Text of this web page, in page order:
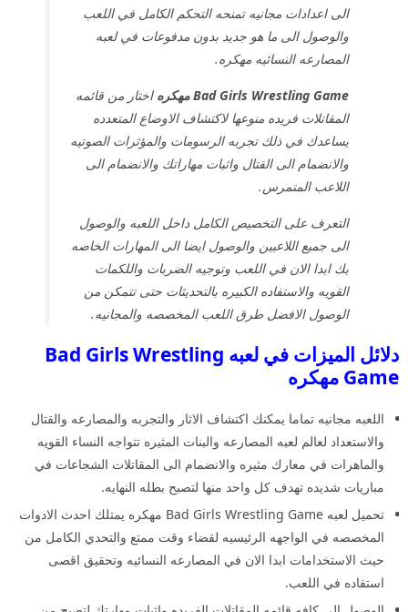
الى اعدادات مجانيه تمنحه التحكم الكامل في اللعب
والوصول الى ما هو جديد بدون مدفوعات في لعبه
المصارعه النسائيه مهكره.
Bad Girls Wrestling Game مهكره
اختار من قائمه
المقاتلات فريده منوعها لاكتشاف الاوضاع المتعدده
يساعدك في ذلك تجربه الرسومات والمؤثرات الصوتيه
والانضمام الى القتال واثبات مهاراتك والانضمام الى
اللاعب المتمرس.
التعرف على التخصيص الكامل داخل اللعبه والوصول
الى جميع اللاعبين والوصول ايضا الى المهارات الخاصه
بك ابدا الان في اللعب وتوجيه الضربات واللكمات
القويه والاستفاده الكبيره بالتحديثات حتى تتمكن من
الوصول الافضل طرق اللعب المخصصه والمجانيه.
دلائل الميزات في لعبه Bad Girls Wrestling
Game مهكره
اللعبه مجانيه تماما يمكنك اكتشاف الاثار والتجربه والمصارعه والقتال
والاستعداد لعالم لعبه المصارعه والبنات المثيره تتواجه النساء القويه
والماهرات في معارك مثيره والانضمام الى المقاتلات الشجاعات في
مباريات شديده تهدف كل واحد منها لتصبح بطله النهايه.
تحميل لعبه Bad Girls Wrestling Game مهكره يمتلك احدث الادوات
المخصصه في الواجهه الرئيسيه لقضاء وقت ممتع والتحدي الكامل من
حيث الاستخدامات ابدا الان في المصارعه النسائيه وتحقيق اقصى
استفاده في اللعب.